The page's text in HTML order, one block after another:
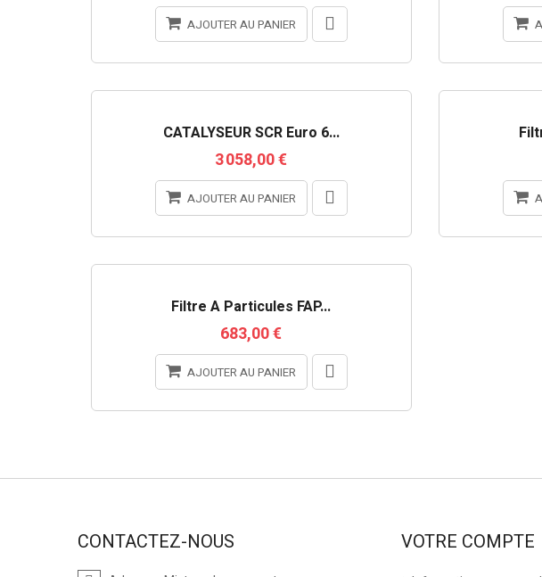
AJOUTER AU PANIER
CATALYSEUR SCR Euro 6...
3 058,00 €
AJOUTER AU PANIER
Filtre À Particules FAP...
683,00 €
AJOUTER AU PANIER
CONTACTEZ-NOUS VOTRE COMPTE